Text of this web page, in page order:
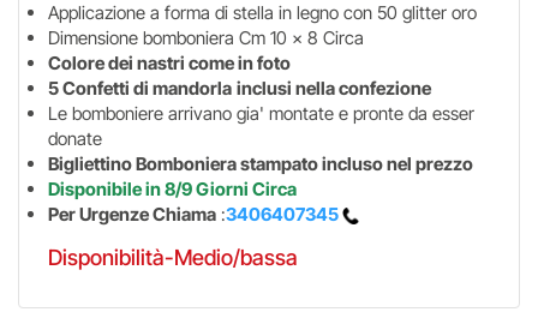
Applicazione a forma di stella in legno con 50 glitter oro
Dimensione bomboniera Cm 10 x 8 Circa
Colore dei nastri come in foto
5 Confetti di mandorla inclusi nella confezione
Le bomboniere arrivano gia' montate e pronte da esser
donate
Bigliettino Bomboniera stampato incluso nel prezzo
Disponibile in 8/9 Giorni Circa
Per Urgenze Chiama :3406407345
Disponibilità-Medio/bassa